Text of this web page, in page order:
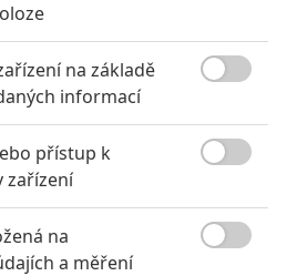
napínavější a s praktickými efekty |
Fandíme filmu
na základě
informací
přístup k
zařízení
na
a měření